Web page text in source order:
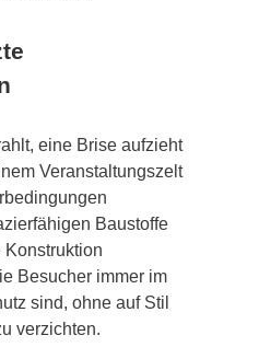
eine Brise aufzieht
Veranstaltungszelt
Baustoffe
Besucher immer im
sind, ohne auf Stil
verzichten.